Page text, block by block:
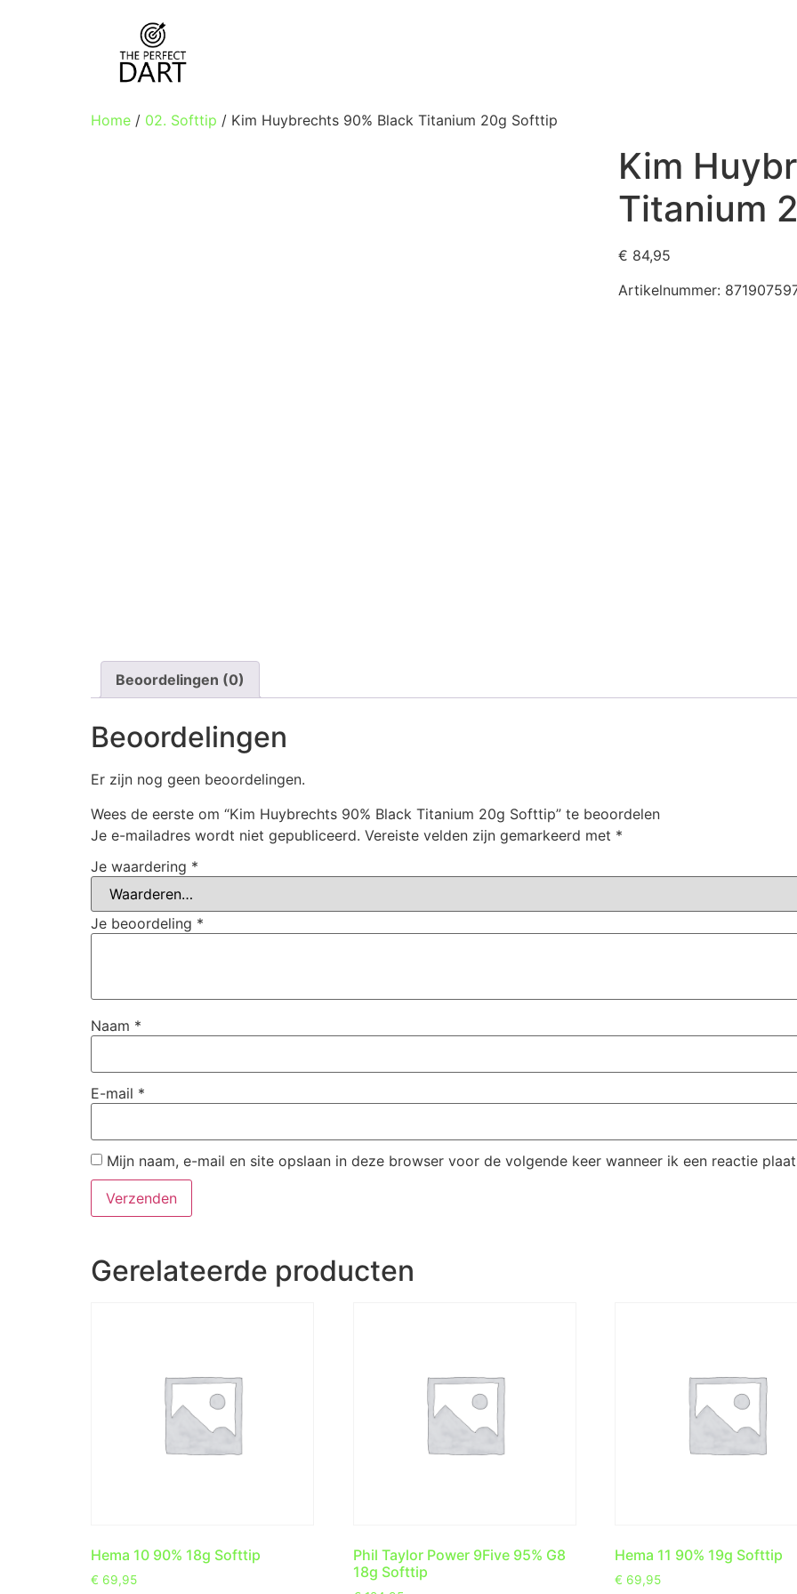
Home / 02. Softtip / Kim Huybrechts 90% Black Titanium 20g Softtip
Kim
Titanium
€ 84,95
Artikelnummer:
Beoordelingen (0)
Beoordelingen
Er zijn nog geen beoordelingen.
Wees de eerste om “Kim Huybrechts 90% Black Titanium 20g Softtip” te beoordelen
Je e-mailadres wordt niet gepubliceerd. Vereiste velden zijn gemarkeerd met *
Je waardering *
Je beoordeling *
Naam *
E-mail *
Mijn naam, e-mail en site opslaan in deze browser voor de volgende keer wanneer ik een reactie
Gerelateerde producten
Hema 10 90% 18g Softtip
€ 69,95
Phil Taylor Power 9Five 95% G8
18g Softtip
Hema 11 90% 19g Softtip
€ 69,95